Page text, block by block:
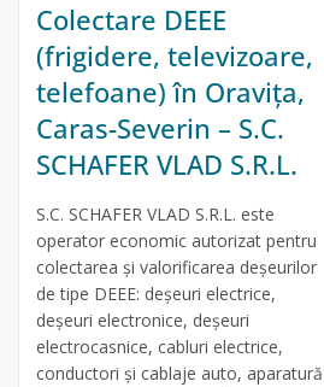
Colectare DEEE
(frigidere, televizoare,
telefoane) în Oravița,
Caras-Severin – S.C.
SCHAFER VLAD S.R.L.
S.C. SCHAFER VLAD S.R.L. este
operator economic autorizat pentru
colectarea și valorificarea deșeurilor
de tipe DEEE: deșeuri electrice,
deșeuri electronice, deșeuri
electrocasnice, cabluri electrice,
conductori și cablaje auto, aparatură